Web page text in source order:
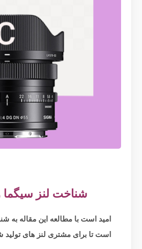
شناخت لنز سیگما و
امید است با مطالعه این مقاله
است تا برای مشتری لنز های تولید